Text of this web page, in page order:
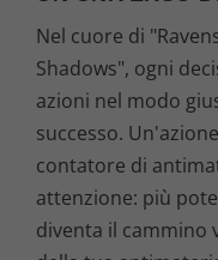
Nel cuore di
Shadows", ogni
azioni nel modo
successo.
contatore di
attenzione: più
diventa il cammino